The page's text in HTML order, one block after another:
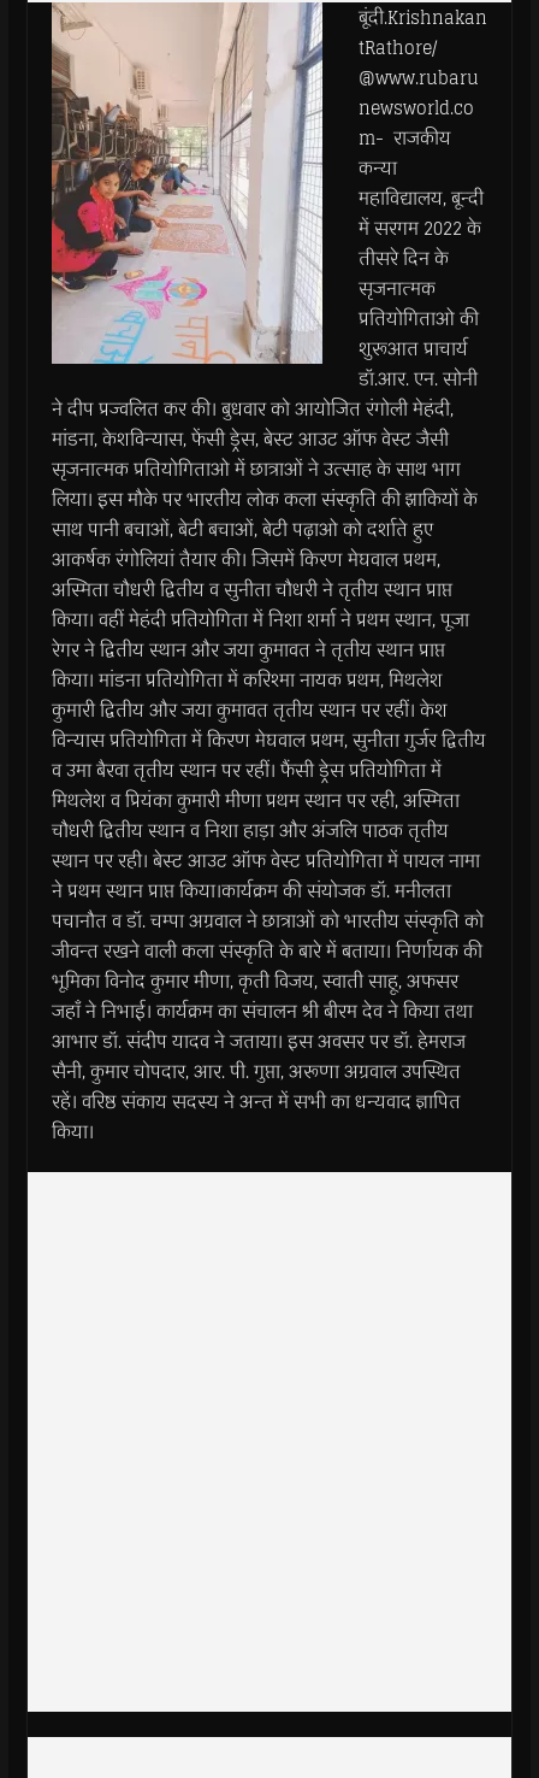
बूंदी.Krishnakan
tRathore/
@www.rubaru
newsworld.co
m- राजकीय
कन्या
महाविद्यालय, बून्दी
में सरगम 2022 के
तीसरे दिन के
सृजनात्मक
प्रतियोगिताओ की
शुरूआत प्राचार्य
डॉ.आर. एन. सोनी
ने दीप प्रज्वलित कर की। बुधवार को आयोजित रंगोली मेहंदी,
मांडना, केशविन्यास, फेंसी ड्रेस, बेस्ट आउट ऑफ वेस्ट जैसी
सृजनात्मक प्रतियोगिताओ में छात्राओं ने उत्साह के साथ भाग
लिया। इस मौके पर भारतीय लोक कला संस्कृति की झाकियों के
साथ पानी बचाओं, बेटी बचाओं, बेटी पढ़ाओ को दर्शाते हुए
आकर्षक रंगोलियां तैयार की। जिसमें किरण मेघवाल प्रथम,
अस्मिता चौधरी द्वितीय व सुनीता चौधरी ने तृतीय स्थान प्राप्त
किया। वहीं मेहंदी प्रतियोगिता में निशा शर्मा ने प्रथम स्थान, पूजा
रेगर ने द्वितीय स्थान और जया कुमावत ने तृतीय स्थान प्राप्त
किया। मांडना प्रतियोगिता में करिश्मा नायक प्रथम, मिथलेश
कुमारी द्वितीय और जया कुमावत तृतीय स्थान पर रहीं। केश
विन्यास प्रतियोगिता में किरण मेघवाल प्रथम, सुनीता गुर्जर द्वितीय
व उमा बैरवा तृतीय स्थान पर रहीं। फैंसी ड्रेस प्रतियोगिता में
मिथलेश व प्रियंका कुमारी मीणा प्रथम स्थान पर रही, अस्मिता
चौधरी द्वितीय स्थान व निशा हाड़ा और अंजलि पाठक तृतीय
स्थान पर रही। बेस्ट आउट ऑफ वेस्ट प्रतियोगिता में पायल नामा
ने प्रथम स्थान प्राप्त किया।कार्यक्रम की संयोजक डॉ. मनीलता
पचानौत व डॉ. चम्पा अग्रवाल ने छात्राओं को भारतीय संस्कृति को
जीवन्त रखने वाली कला संस्कृति के बारे में बताया। निर्णायक की
भूमिका विनोद कुमार मीणा, कृती विजय, स्वाती साहू, अफसर
जहाँ ने निभाई। कार्यक्रम का संचालन श्री बीरम देव ने किया तथा
आभार डॉ. संदीप यादव ने जताया। इस अवसर पर डॉ. हेमराज
सैनी, कुमार चोपदार, आर. पी. गुप्ता, अरूणा अग्रवाल उपस्थित
रहें। वरिष्ठ संकाय सदस्य ने अन्त में सभी का धन्यवाद ज्ञापित
किया।